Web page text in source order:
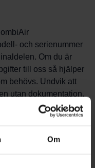
Om
och serienummer
Om du är
till oss så hjälper
behövs. Undvik att
utan dokumentation.
på delens art.